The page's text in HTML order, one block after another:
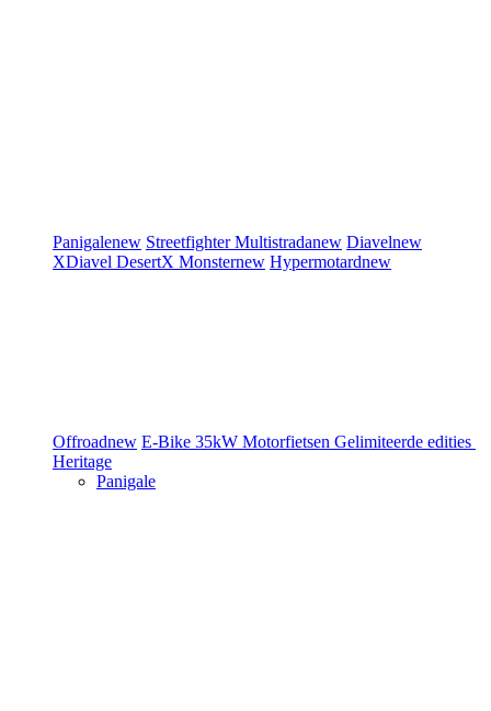
Panigalenew StreetfighterMultistradanew Diavelnew
XDiavel DesertX Monsternew Hypermotardnew
Offroadnew E-Bike 35kW Motorfietsen Gelimiteerde edities
Heritage
Panigale